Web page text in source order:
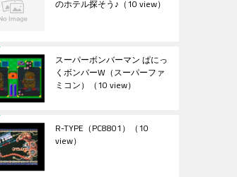
のホテル探そう♪ （10 view）
スーパーボンバーマン ぱにっ
くボンバーW（スーパーファ
ミコン） （10 view）
R-TYPE（PC8801） （10
view）